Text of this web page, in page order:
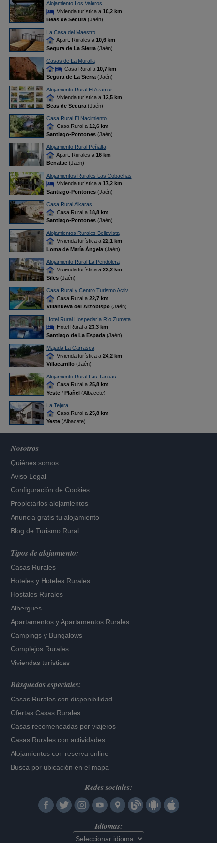
Alojamiento Los Valeros
Vivienda turística a 10,2 km
Beas de Segura(Jaén)
La Casa del Maestro
Apart. Rurales a 10,6 km
Segura de La Sierra(Jaén)
Casas de La Muralla
Casa Rural a 10,7 km
Segura de La Sierra(Jaén)
Alojamiento Rural El Azamur
Vivienda turística a 12,5 km
Beas de Segura(Jaén)
Casa Rural El Nacimiento
Casa Rural a 12,6 km
Santiago-Pontones(Jaén)
Alojamiento Rural Peñalta
Apart. Rurales a 16 km
Benatae(Jaén)
Alojamientos Rurales Las Cobachas
Vivienda turística a 17,2 km
Santiago-Pontones(Jaén)
Casa Rural Alkaras
Casa Rural a 18,8 km
Santiago-Pontones(Jaén)
Alojamientos Rurales Bellavista
Vivienda turística a 22,1 km
Loma de María Ángela(Jaén)
Alojamiento Rural La Pendolera
Vivienda turística a 22,2 km
Siles(Jaén)
Casa Rural y Centro Turismo Activ...
Casa Rural a 22,7 km
Villanueva del Arzobispo(Jaén)
Hotel Rural Hospedería Río Zumeta
Hotel Rural a 23,3 km
Santiago de La Espada(Jaén)
Majada La Carrasca
Vivienda turística a 24,2 km
Villacarrillo(Jaén)
Alojamiento Rural Las Taneas
Casa Rural a 25,8 km
Yeste / Plañel(Albacete)
La Tejera
Casa Rural a 25,8 km
Yeste(Albacete)
Nosotros
Quiénes somos
Aviso Legal
Configuración de Cookies
Propietarios alojamientos
Anuncia gratis tu alojamiento
Blog de Turismo Rural
Tipos de alojamiento:
Casas Rurales
Hoteles y Hoteles Rurales
Hostales Rurales
Albergues
Apartamentos yApartamentos Rurales
Campings y Bungalows
Complejos Rurales
Viviendas turísticas
Búsquedas especiales:
Casas Rurales con disponibilidad
Ofertas Casas Rurales
Casas recomendadas por viajeros
Casas Rurales con actividades
Alojamientos con reserva online
Busca por ubicación en el mapa
Redes sociales:
Idiomas: